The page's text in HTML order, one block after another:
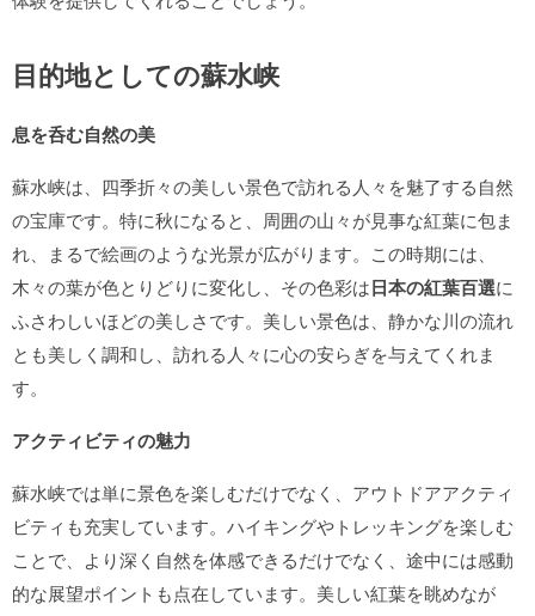
目的地としての蘇水峡
息を呑む自然の美
蘇水峡は、四季折々の美しい景色で訪れる人々を魅了する自然
の宝庫です。特に秋になると、周囲の山々が見事な紅葉に包ま
れ、まるで絵画のような光景が広がります。この時期には、
木々の葉が色とりどりに変化し、その色彩は日本の紅葉百選に
ふさわしいほどの美しさです。美しい景色は、静かな川の流れ
とも美しく調和し、訪れる人々に心の安らぎを与えてくれま
す。
アクティビティの魅力
蘇水峡では単に景色を楽しむだけでなく、アウトドアアクティ
ビティも充実しています。ハイキングやトレッキングを楽しむ
ことで、より深く自然を体感できるだけでなく、途中には感動
的な展望ポイントも点在しています。美しい紅葉を眺めなが